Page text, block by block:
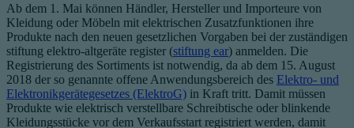
Ab dem 1. Mai können Händler, Hersteller und Importeure von
Kleidung oder Möbeln mit elektrischen Zusatzfunktionen ihre
Produkte nach den neuen gesetzlichen Vorgaben bei der zuständigen
stiftung elektro-altgeräte register (stiftung ear) anmelden. Die
Registrierung des Sortiments ist notwendig, da ab dem 15. August
2018 der so genannte offene Anwendungsbereich des Elektro- und
Elektronikgerätegesetzes (ElektroG) in Kraft tritt. Damit müssen
Produkte wie elektrisch verstellbare Schreibtische oder blinkende
Kleidungsstücke vor dem Verkaufsstart registriert werden, damit